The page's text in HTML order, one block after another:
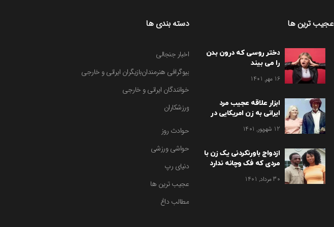
عجیب ترین ها
دختر روسی که درون بدن
را می بیند
16 مهر, 1401
ابزار علاقه عجیب مرد
ایرانی به زن امریکایی در
12 شهریور, 1401
ازدواج باورنکردنی یک زن با
مردی که فک وچانه ندارد
30 مرداد, 1401
دسته بندی ها
اخبار جنجالی
بیوگرافی هنرمندانبازیگران ایرانی و خارجی
خوانندگان ایرانی و خارجی
ورزشکاران
حوادث روز
حواشی ورزشی
دنیای رپ
عجیب ترین ها
مطالب داغ